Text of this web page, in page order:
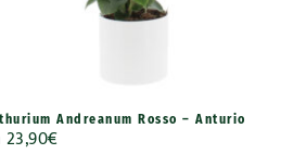
Andreanum Rosso – Anturio
23,90€